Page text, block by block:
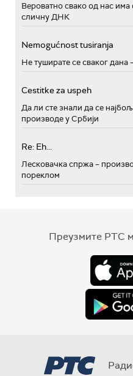
Вероватно свако од нас има
сличну ДНК
Nemogućnost tusiranja
Не туширате се сваког дана
Cestitke za uspeh
Да ли сте знали да се
производе у Србији
Re: Eh...
Лесковачка спржа –
пореклом
Преузмите РТС